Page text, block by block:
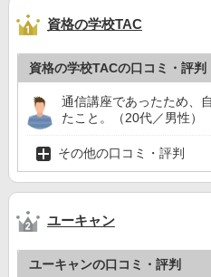
資格の学校TAC
資格の学校TACの口コミ・評判
通信講座であったため、
たこと。（20代／男性）
その他の口コミ・評判
ユーキャン
ユーキャンの口コミ・評判